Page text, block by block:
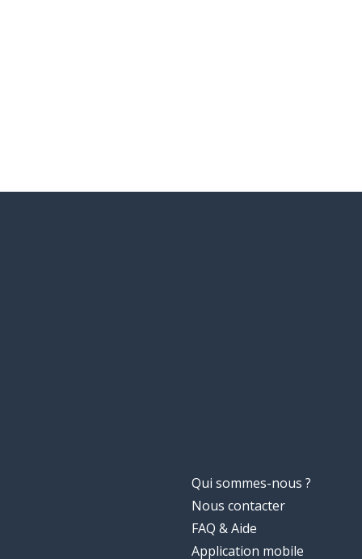
Qui sommes-nous ?
Nous contacter
FAQ & Aide
Application mobile